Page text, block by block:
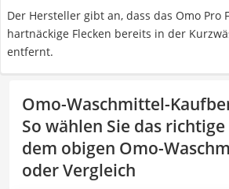
Der Hersteller gibt an, dass das Omo Pro
hartnäckige Flecken bereits in der
entfernt.
Omo-Waschmittel-
So wählen Sie das
dem obigen Omo-
oder Vergleich